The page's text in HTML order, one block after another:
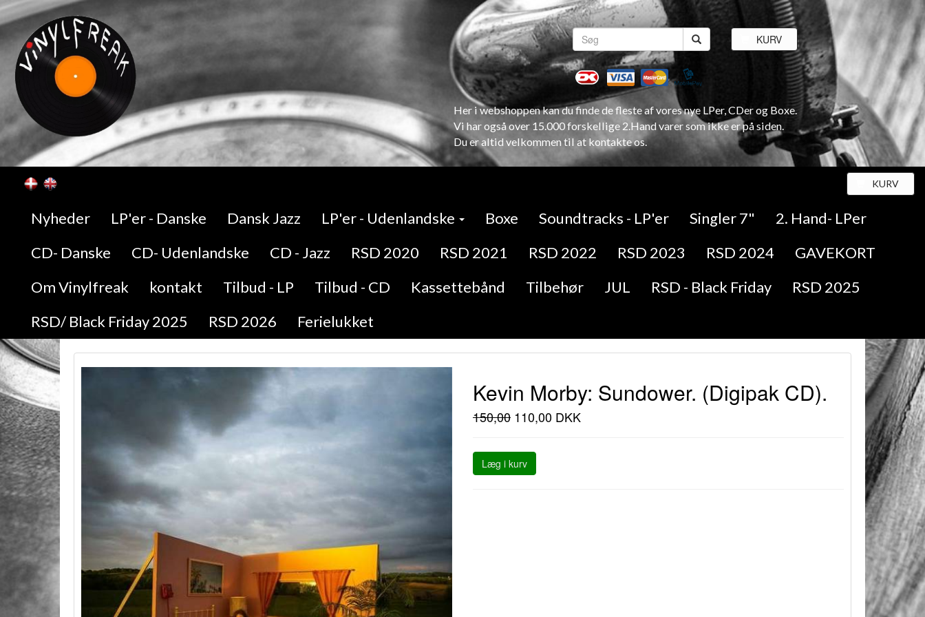
KURV
Her i webshoppen kan du finde de fleste af vores nye LPer, CDer og Boxe.
Vi har også over 15.000 forskellige 2.Hand varer som ikke er på siden.
Du er altid velkommen til at kontakte os.
KURV
Nyheder LP'er - Danske Dansk Jazz LP'er - Udenlandske Boxe Soundtracks - LP'er Singler 7"
2. Hand- LPer
CD- Danske
CD- Udenlandske CD - Jazz RSD 2020 RSD 2021 RSD 2022 RSD 2023 RSD 2024
GAVEKORT
Om Vinylfreak
kontakt Tilbud - LP Tilbud - CD Kassettebånd Tilbehør JUL RSD - Black Friday
RSD 2025
RSD/ Black Friday 2025
RSD 2026 Ferielukket
Kevin Morby: Sundower. (Digipak CD).
150,00 110,00 DKK
Læg i kurv